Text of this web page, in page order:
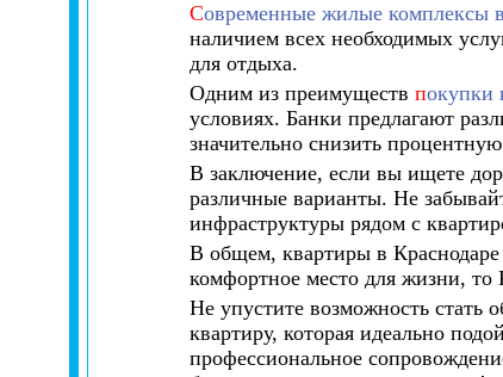
Современные жилые комплексы
наличием всех необходимых
для отдыха.
Одним из преимуществ покупки
условиях. Банки предлагают
значительно снизить
В заключение, если вы ищете
различные варианты. Не
инфраструктуры рядом с
В общем, квартиры в
комфортное место для жизни,
Не упустите возможность стать
квартиру, которая идеально
профессиональное